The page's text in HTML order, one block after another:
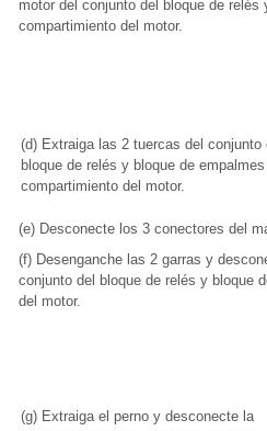
motor del conjunto del bloque de relés
compartimiento del motor.
(d) Extraiga las 2 tuercas del conjunto
bloque de relés y bloque de empalmes
compartimiento del motor.
(e) Desconecte los 3 conectores del
(f) Desenganche las 2 garras y
conjunto del bloque de relés y bloque
del motor.
(g) Extraiga el perno y desconecte la